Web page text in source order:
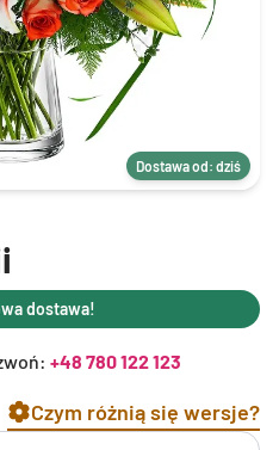
Dostawa od: dziś
dostawa!
+48 780 122 123
Czym różnią się wersje?